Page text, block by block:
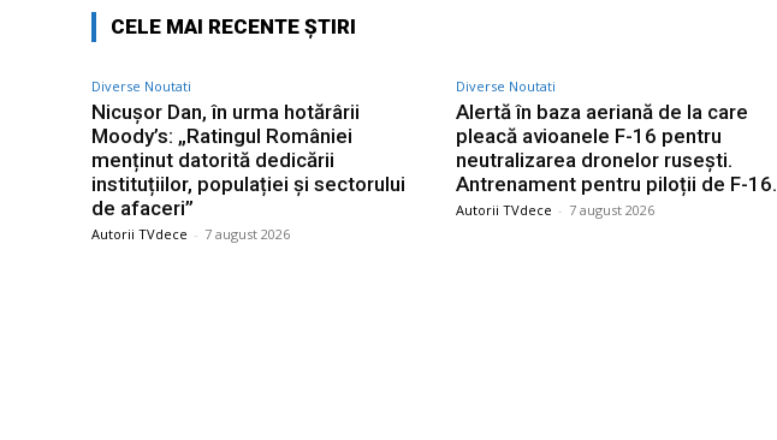
CELE MAI RECENTE ȘTIRI
Diverse Noutati
Nicușor Dan, în urma hotărârii
Moody’s: „Ratingul României
menținut datorită dedicării
instituțiilor, populației și sectorului
de afaceri”
Autorii TVdece - 7 august 2026
Diverse Noutati
Alertă în baza aeriană de la care
pleacă avioanele F-16 pentru
neutralizarea dronelor rusești.
Antrenament pentru piloții de F-16.
Autorii TVdece - 7 august 2026